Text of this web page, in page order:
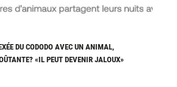
DU CODODO AVEC UN ANIMAL,
«IL PEUT DEVENIR JALOUX»